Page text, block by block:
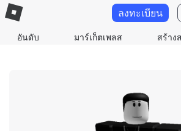
อันดับ มาร์เก็ตเพลส สร้าง
ลงทะเบียน